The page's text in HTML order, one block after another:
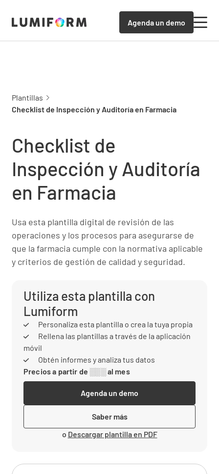
Agenda un demo
Plantillas
Checklist de Inspección y Auditoría en Farmacia
Checklist de
Inspección y Auditoría
en Farmacia
Usa esta plantilla digital de revisión de las
operaciones y los procesos para asegurarse de
que la farmacia cumple con la normativa aplicable
y criterios de gestión de calidad y seguridad.
Utiliza esta plantilla con
Lumiform
Personaliza esta plantilla o crea la tuya propia
Rellena las plantillas a través de la aplicación
móvil
Obtén informes y analiza tus datos
Precios a partir de ░░░ al mes
Agenda un demo
Saber más
o Descargar plantilla en PDF